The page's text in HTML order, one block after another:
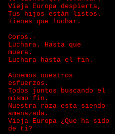
Vieja Europa despierta,
Tus hijos están listos.
Tienes que luchar.
Coros.-
Luchara. Hasta que
muera.
Luchara hasta el fin.
Aunemos nuestros
esfuerzos.
Todos juntos buscando el
mismo fin.
Nuestra raza esta siendo
amenazada.
Vieja Europa ¿Que ha sido
de ti?